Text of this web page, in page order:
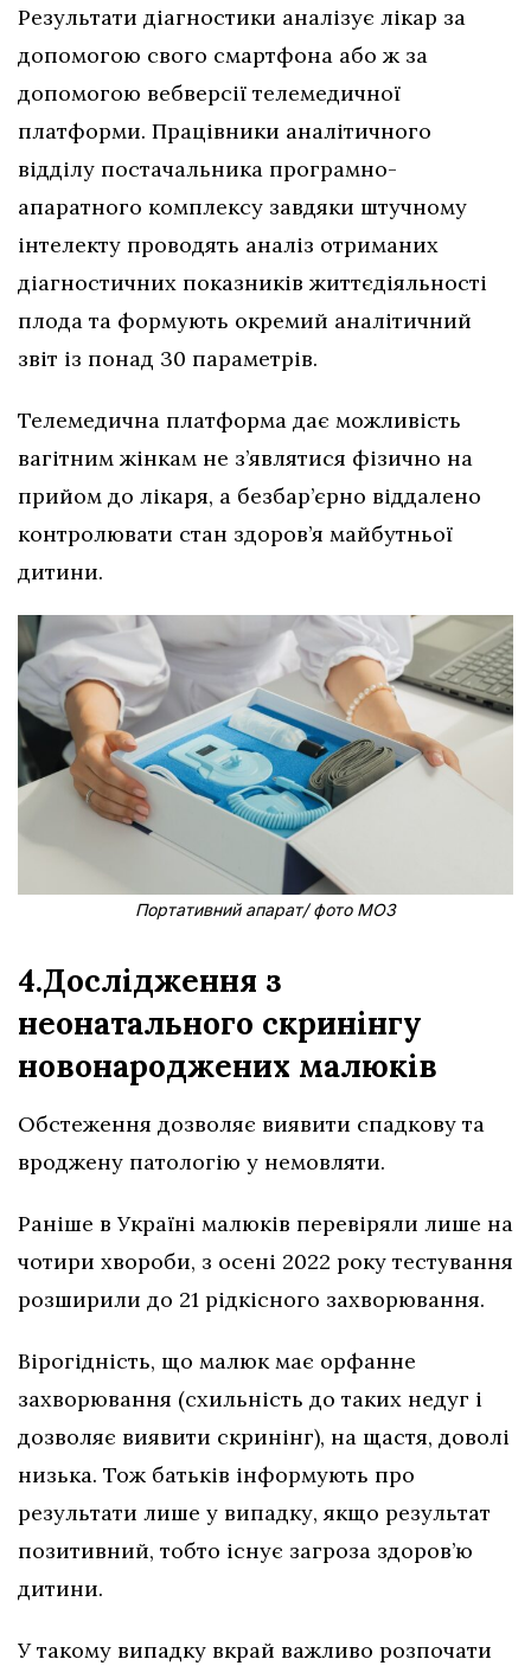
Результати діагностики аналізує лікар за
допомогою свого смартфона або ж за
допомогою вебверсії телемедичної
платформи. Працівники аналітичного
відділу постачальника програмно-
апаратного комплексу завдяки штучному
інтелекту проводять аналіз отриманих
діагностичних показників життєдіяльності
плода та формують окремий аналітичний
звіт із понад 30 параметрів.
Телемедична платформа дає можливість
вагітним жінкам не з’являтися фізично на
прийом до лікаря, а безбар’єрно віддалено
контролювати стан здоров’я майбутньої
дитини.
Портативний апарат/ фото МОЗ
4.Дослідження з
неонатального скринінгу
новонароджених малюків
Обстеження дозволяє виявити спадкову та
вроджену патологію у немовляти.
Раніше в Україні малюків перевіряли лише на
чотири хвороби, з осені 2022 року тестування
розширили до 21 рідкісного захворювання.
Вірогідність, що малюк має орфанне
захворювання (схильність до таких недуг і
дозволяє виявити скринінг), на щастя, доволі
низька. Тож батьків інформують про
результати лише у випадку, якщо результат
позитивний, тобто існує загроза здоров’ю
дитини.
У такому випадку вкрай важливо розпочати